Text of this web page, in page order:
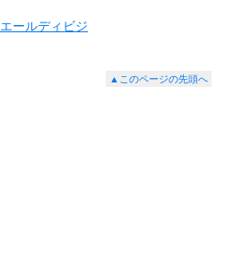
エールディビジ
▲このページの先頭へ